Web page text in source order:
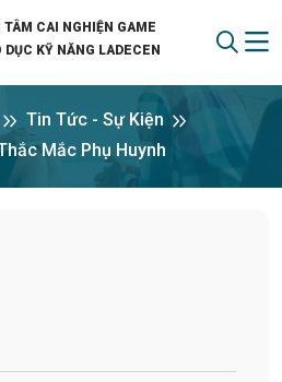
TÂM CAI NGHIỆN GAME
DỤC KỸ NĂNG LADECEN
Tin Tức - Sự Kiện
Mắc Phụ Huynh